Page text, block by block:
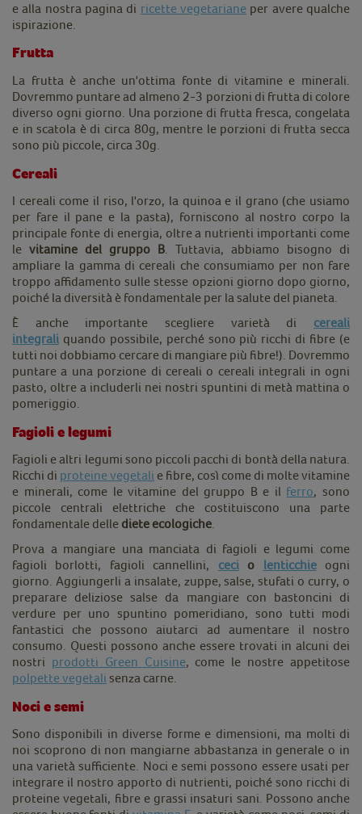
e alla nostra pagina di ricette vegetariane per avere qualche
ispirazione.
Frutta
La frutta è anche un'ottima fonte di vitamine e minerali.
Dovremmo puntare ad almeno 2-3 porzioni di frutta di colore
diverso ogni giorno. Una porzione di frutta fresca, congelata
e in scatola è di circa 80g, mentre le porzioni di frutta secca
sono più piccole, circa 30g.
Cereali
I cereali come il riso, l'orzo, la quinoa e il grano (che usiamo
per fare il pane e la pasta), forniscono al nostro corpo la
principale fonte di energia, oltre a nutrienti importanti come
le vitamine del gruppo B . Tuttavia, abbiamo bisogno di
ampliare la gamma di cereali che consumiamo per non fare
troppo affidamento sulle stesse opzioni giorno dopo giorno,
poiché la diversità è fondamentale per la salute del pianeta.
È anche importante scegliere varietà di cereali
integrali quando possibile, perché sono più ricchi di fibre (e
tutti noi dobbiamo cercare di mangiare più fibre!). Dovremmo
puntare a una porzione di cereali o cereali integrali in ogni
pasto, oltre a includerli nei nostri spuntini di metà mattina o
pomeriggio.
Fagioli e legumi
Fagioli e altri legumi sono piccoli pacchi di bontà della natura.
Ricchi di proteine vegetali e fibre, così come di molte vitamine
e minerali, come le vitamine del gruppo B e il ferro, sono
piccole centrali elettriche che costituiscono una parte
fondamentale delle diete ecologiche
Prova a mangiare una manciata di fagioli e legumi come
fagioli borlotti, fagioli cannellini, cecio lenticchieogni
giorno. Aggiungerli a insalate, zuppe, salse, stufati o curry, o
preparare deliziose salse da mangiare con bastoncini di
verdure per uno spuntino pomeridiano, sono tutti modi
fantastici che possono aiutarci ad aumentare il nostro
consumo. Questi possono anche essere trovati in alcuni dei
nostri prodotti Green Cuisine, come le nostre appetitose
polpette vegetali senza carne.
Noci e semi
Sono disponibili in diverse forme e dimensioni, ma molti di
noi scoprono di non mangiarne abbastanza in generale o in
una varietà sufficiente. Noci e semi possono essere usati per
integrare il nostro apporto di nutrienti, poiché sono ricchi di
proteine vegetali, fibre e grassi insaturi sani. Possono anche